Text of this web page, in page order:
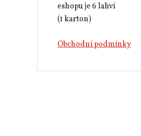
eshopu je 6 lahví
(1 karton)
Obchodní podmínky